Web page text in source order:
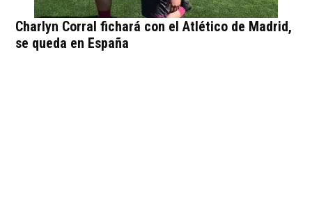
Charlyn Corral fichará con el Atlético de Madrid,
se queda en España